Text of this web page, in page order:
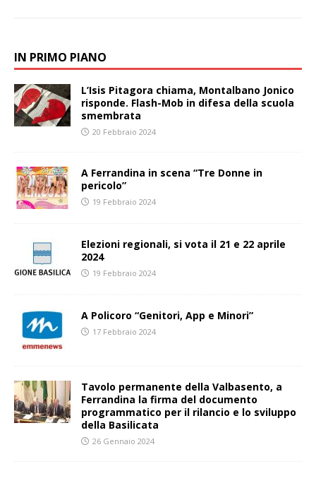
IN PRIMO PIANO
L’Isis Pitagora chiama, Montalbano Jonico
risponde. Flash-Mob in difesa della scuola
smembrata
20 Febbraio 2024
A Ferrandina in scena “Tre Donne in
pericolo”
19 Febbraio 2024
Elezioni regionali, si vota il 21 e 22 aprile
2024
19 Febbraio 2024
A Policoro “Genitori, App e Minori”
17 Febbraio 2024
Tavolo permanente della Valbasento, a
Ferrandina la firma del documento
programmatico per il rilancio e lo sviluppo
della Basilicata
26 Gennaio 2024